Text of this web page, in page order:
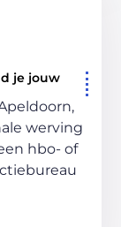
je jouw
werving
hbo- of